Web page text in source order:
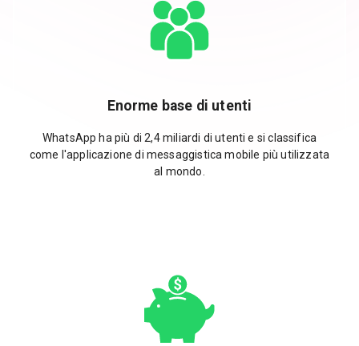
Enorme base di utenti
WhatsApp ha più di 2,4 miliardi di utenti e si classifica
come l'applicazione di messaggistica mobile più utilizzata
al mondo.